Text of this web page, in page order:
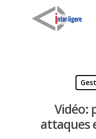
Vidéo:
attaques